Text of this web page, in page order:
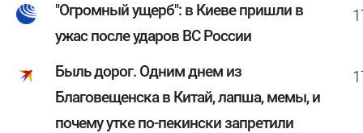
"Огромный ущерб": в Киеве пришли в
ужас после ударов ВС России
Быль дорог. Одним днем из
Благовещенска в Китай, лапша, мемы, и
почему утке по-пекински запретили